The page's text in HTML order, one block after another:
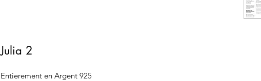
Julia 2
Entierement en Argent 925